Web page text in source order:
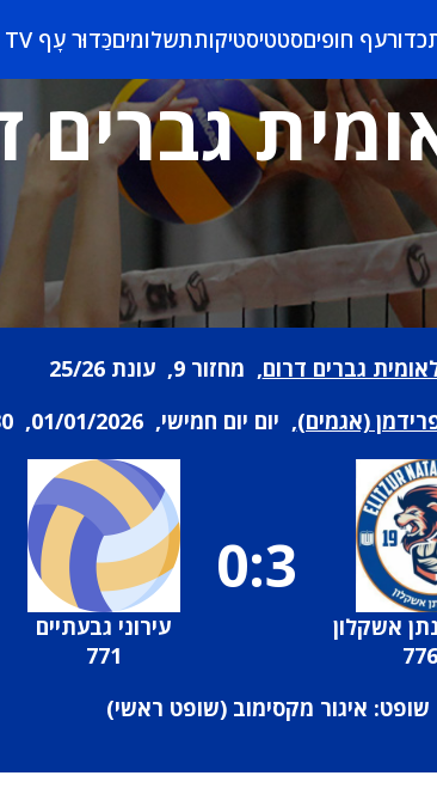
כדורעף חופיםסטטיסטיקותתשלומיםכַּדוּר עָף TV
גברים
גברים דרום, מחזור 9, עונת 25/26
(אגמים), יום יום חמישי, 01/01/2026, 20:30
אשקלון
776
0:3
עירוני גבעתיים
771
שופט: איגור מקסימוב (שופט ראשי)